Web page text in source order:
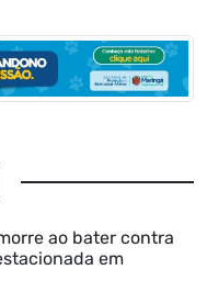
ao bater contra
em